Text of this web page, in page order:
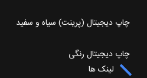
چاپ دیجیتال (پرینت) سیاه و سفید
چاپ دیجیتال رنگی
لینک ها